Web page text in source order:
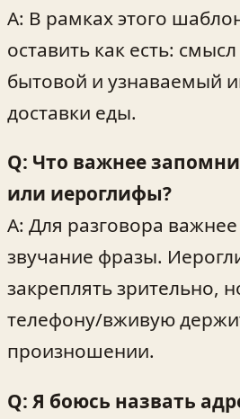
A: В рамках этого
оставить как есть:
бытовой и узнаваемый
доставки еды.
Q: Что важнее
или иероглифы?
A: Для разговора
звучание фразы.
закреплять зрительно,
телефону/вживую
произношении.
Q: Я боюсь назвать